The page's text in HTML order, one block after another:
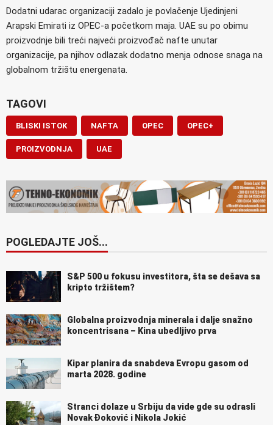
Dodatni udarac organizaciji zadalo je povlačenje Ujedinjeni
Arapski Emirati iz OPEC-a početkom maja. UAE su po obimu
proizvodnje bili treći najveći proizvođač nafte unutar
organizacije, pa njihov odlazak dodatno menja odnose snaga na
globalnom tržištu energenata.
TAGOVI
BLISKI ISTOK NAFTA OPEC OPEC+
PROIZVODNJA UAE
POGLEDAJTE JOŠ...
S&P 500 u fokusu investitora, šta se dešava sa
kripto tržištem?
Globalna proizvodnja minerala i dalje snažno
koncentrisana – Kina ubedljivo prva
Kipar planira da snabdeva Evropu gasom od
marta 2028. godine
Stranci dolaze u Srbiju da vide gde su odrasli
Novak Đoković i Nikola Jokić